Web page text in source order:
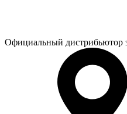
Официальный дистрибьютор